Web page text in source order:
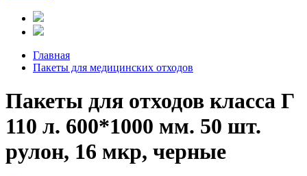
Главная
Пакеты для медицинских отходов
Пакеты для отходов класса Г
110 л. 600*1000 мм. 50 шт.
рулон, 16 мкр, черные